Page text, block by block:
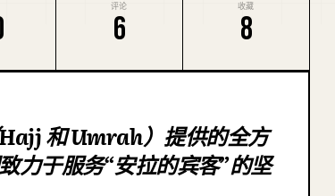
评论
6
收藏
8
和 Umrah）提供的全方
力于服务“安拉的宾客”的坚